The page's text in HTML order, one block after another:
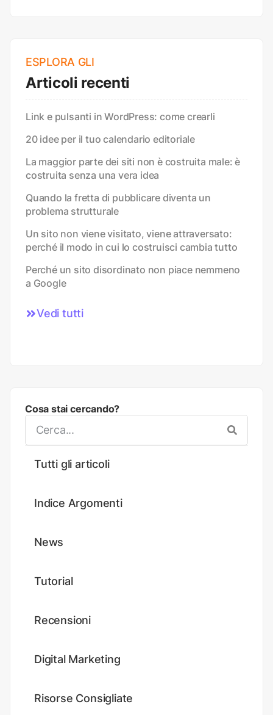
ESPLORA GLI
Articoli recenti
Link e pulsanti in WordPress: come crearli
20 idee per il tuo calendario editoriale
La maggior parte dei siti non è costruita male: è
costruita senza una vera idea
Quando la fretta di pubblicare diventa un
problema strutturale
Un sito non viene visitato, viene attraversato:
perché il modo in cui lo costruisci cambia tutto
Perché un sito disordinato non piace nemmeno
a Google
Vedi tutti
Cosa stai cercando?
Tutti gli articoli
Indice Argomenti
News
Tutorial
Recensioni
Digital Marketing
Risorse Consigliate